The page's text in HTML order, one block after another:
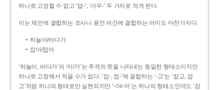
하나로 고정할 수 없고 ‘덥-’, ‘더우-’ 두 가지로 적게 된다.
이는 체언에 결합하는 조사나 용언 어간에 결합하는 어미도 마찬가지다.
하늘이/바다가
잡아/접어
‘하늘이, 바다가’의 ‘이/가’는 주격의 뜻을 나타내는 동일한 형태소이지만
하나로 고정해서 적을 수가 없다. ‘잡-, 접-’에 결합하는 ‘-고’는 ‘잡고, 접
고’처럼 하나의 형태로만 실현되지만 ‘-아/-어’는 하나의 형태소인데도 ‘잡